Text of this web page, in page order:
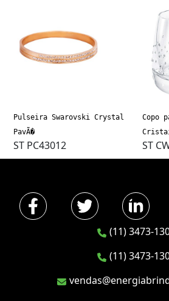
Pulseira Swarovski Crystal
PavÃ�
ST PC43012
Copo
ST
(11) 3473-
(11) 3473-